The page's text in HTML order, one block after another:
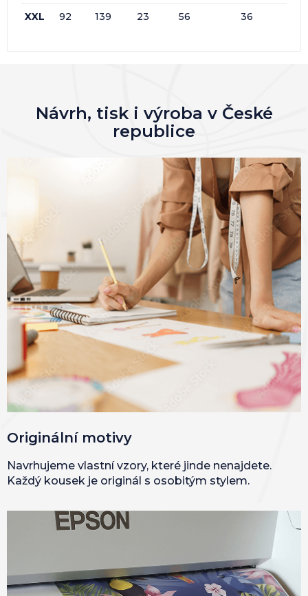
XXL 92 139 23 56 36
Návrh, tisk i výroba v České
republice
Originální motivy
Navrhujeme vlastní vzory, které jinde nenajdete.
Každý kousek je originál s osobitým stylem.